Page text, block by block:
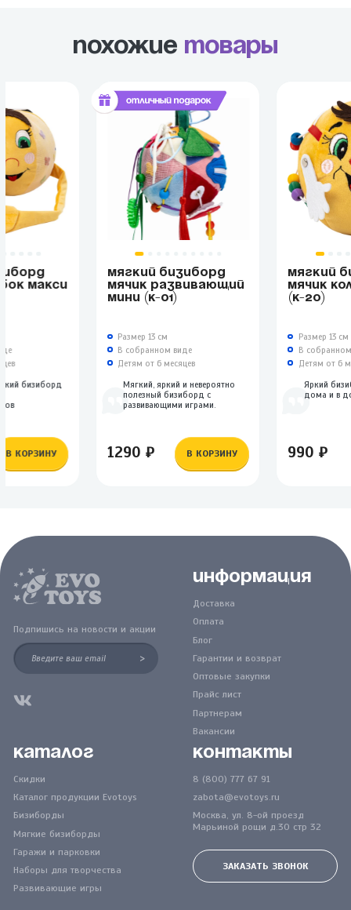
Похожие товары
МАКСИ
бизиборд
В КОРЗИНУ
МЯГКИЙ БИЗИБОРД
МЯЧИК РАЗВИВАЮЩИЙ
МИНИ (К-01)
Размер 13 см
В собранном виде
Детям от 6 месяцев
Мягкий, яркий и невероятно
полезный бизиборд с
развивающими играми.
1290 ₽ В КОРЗИНУ
МЯГКИЙ
МЯЧИК
(К-20)
Размер 13 см
В
Детям от 6
Яркий
дома и в
990 ₽
Подпишись на новости и акции
>
Информация
Доставка
Оплата
Блог
Гарантии и возврат
Оптовые закупки
Прайс лист
Партнерам
Вакансии
Каталог
Скидки
Каталог продукции Evotoys
Бизиборды
Мягкие бизиборды
Гаражи и парковки
Наборы для творчества
Развивающие игры
Контакты
8 (800) 777 67 91
zabota@evotoys.ru
Москва, ул. 8-ой проезд
Марьиной рощи д.30 стр 32
ЗАКАЗАТЬ ЗВОНОК